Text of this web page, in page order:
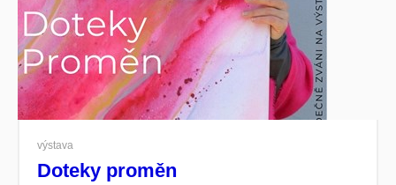
výstava
Doteky proměn